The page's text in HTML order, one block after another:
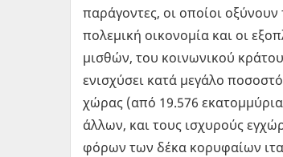
παράγοντες, οι οποίοι οξύνουν
πολεμική οικονομία και οι
μισθών, του κοινωνικού
ενισχύσει κατά μεγάλο
χώρας (από 19.576
άλλων, και τους ισχυρούς
φόρων των δέκα κορυφαίων